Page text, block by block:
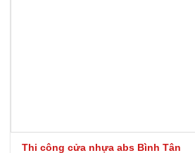
Thi công cửa nhựa abs Bình Tân